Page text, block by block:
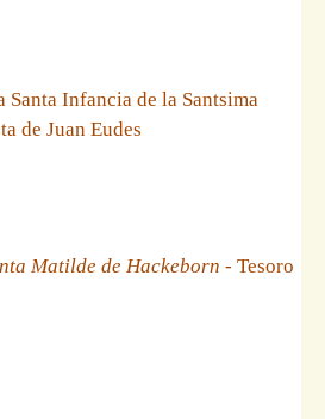
Santa Infancia de la Santsima
de Juan Eudes
Matilde de Hackeborn - Tesoro